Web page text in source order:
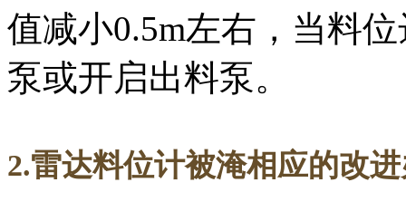
值减小0.5m左右，当料
泵或开启出料泵。
2.雷达料位计被淹相应的改